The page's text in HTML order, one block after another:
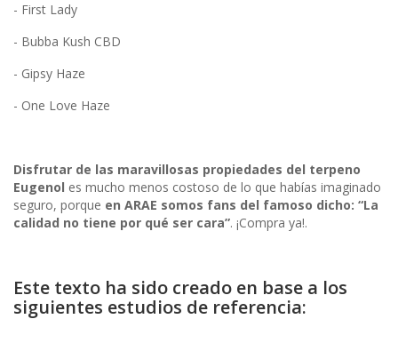
- First Lady
- Bubba Kush CBD
- Gipsy Haze
- One Love Haze
Disfrutar de las maravillosas propiedades del terpeno
Eugenol es mucho menos costoso de lo que habías imaginado
seguro, porque en ARAE somos fans del famoso dicho: “La
calidad no tiene por qué ser cara”. ¡Compra ya!.
Este texto ha sido creado en base a los
siguientes estudios de referencia: